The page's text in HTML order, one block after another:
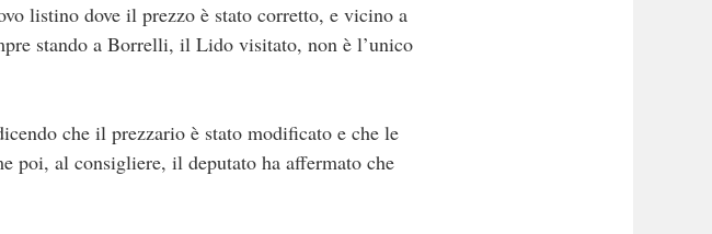
listino dove il prezzo è stato corretto, e vicino a
stando a Borrelli, il Lido visitato, non è l’unico
che il prezzario è stato modificato e che le
poi, al consigliere, il deputato ha affermato che